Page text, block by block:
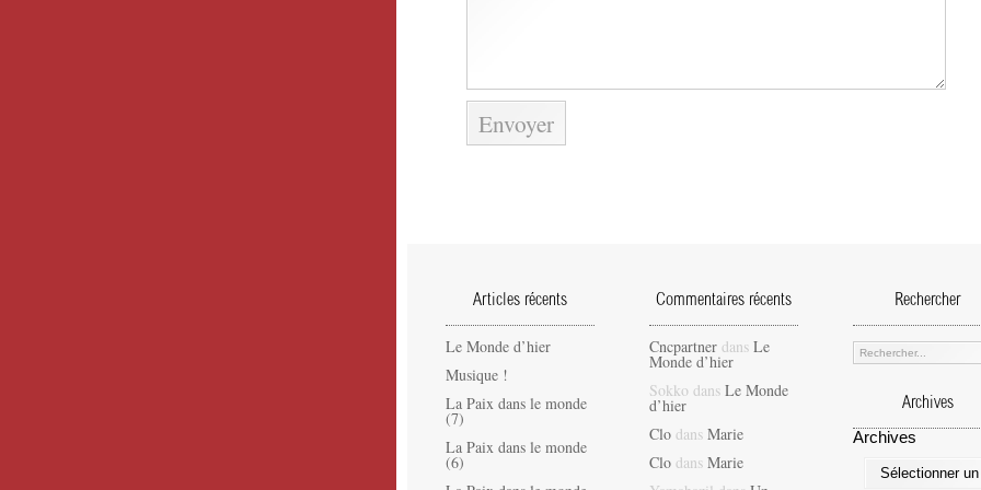
Articles récents
Le Monde d’hier
Musique !
La Paix dans le monde
(7)
La Paix dans le monde
(6)
Commentaires récents
Cncpartner dans Le
Monde d’hier
Sokko dans Le Monde
d’hier
Clo dans Marie
Clo dans Marie
Rechercher
Archives
Archives